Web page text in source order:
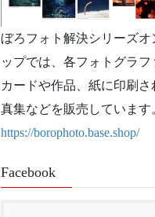
ぼろフォト解決シリーズオ
ップでは、各フォトグラフ
カードや作品、紙に印刷さ
真集などを販売しています
https://borophoto.base.shop/
Facebook